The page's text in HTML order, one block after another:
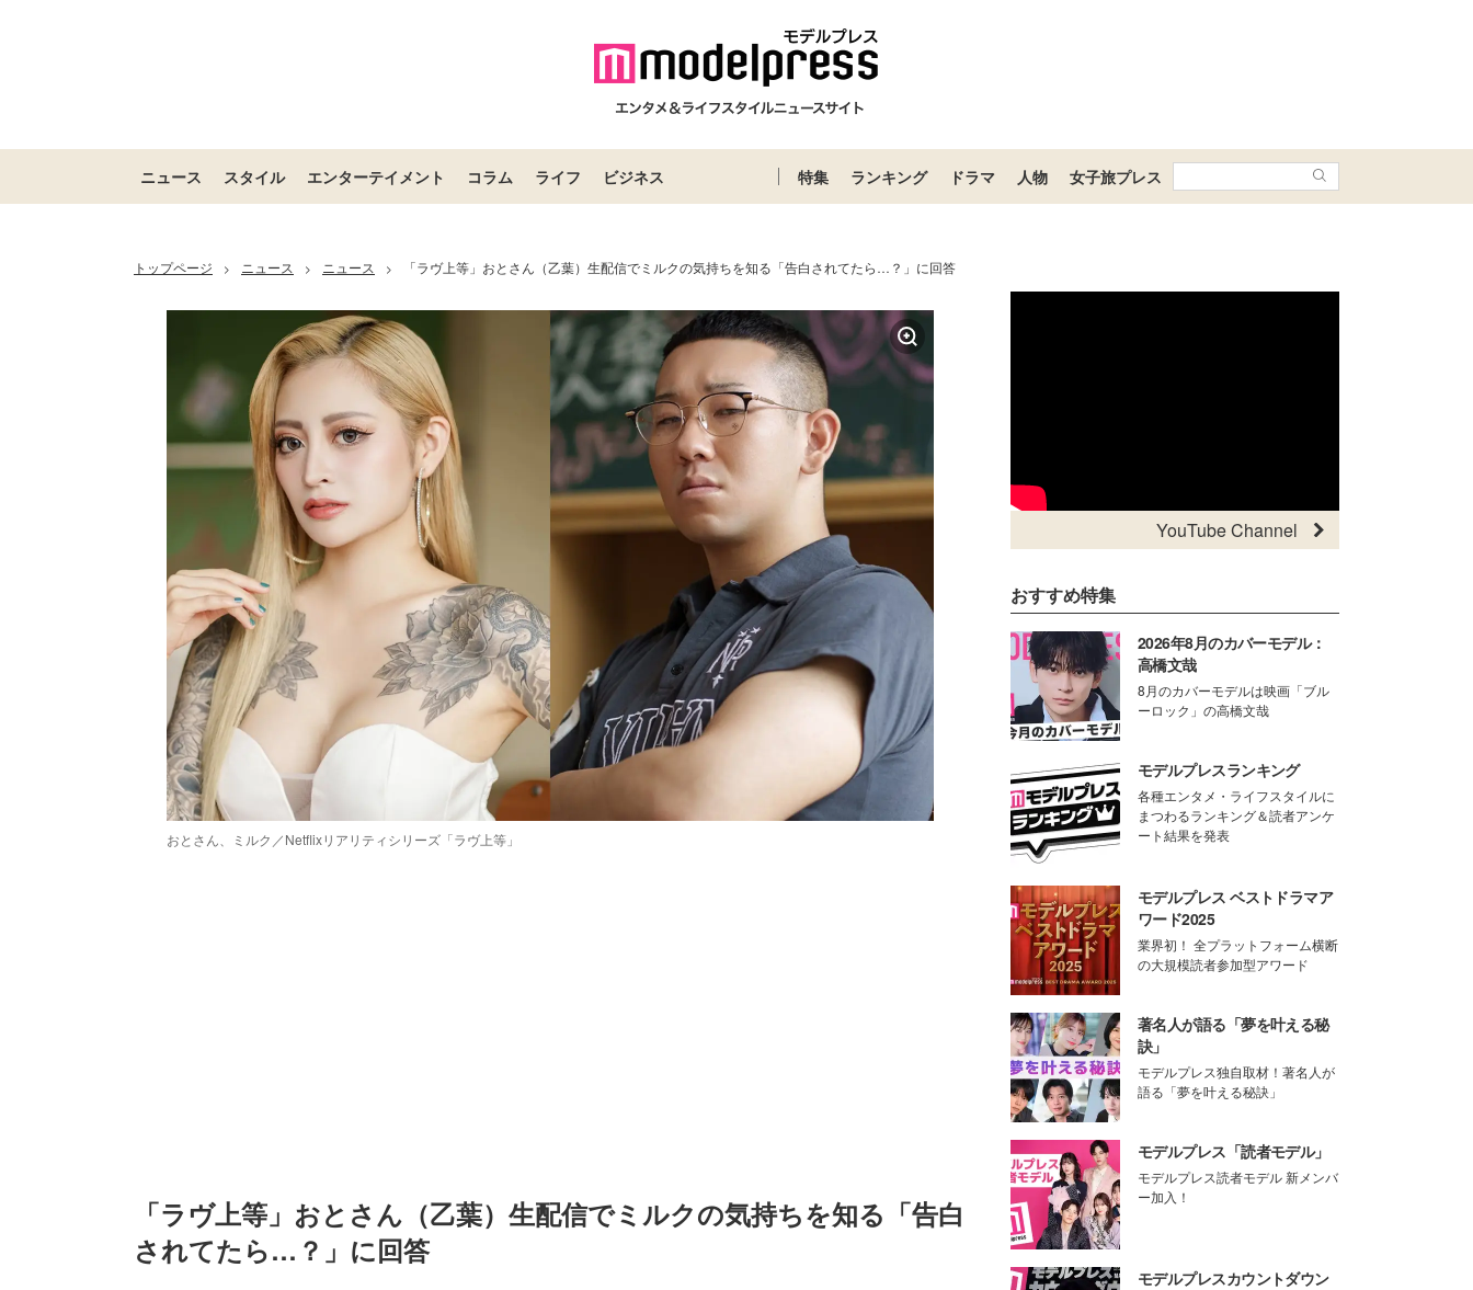
ニュース スタイル エンターテイメント コラム ライフ ビジネス 特集 ランキング ドラマ 人物 女子旅プレス
トップページ > ニュース > ニュース > 「ラヴ上等」おとさん（乙葉）生配信でミルクの気持ちを知る「告白されてたら…？」に回答
おとさん、ミルク／Netflixリアリティシリーズ「ラヴ上等」
「ラヴ上等」おとさん（乙葉）生配信でミルクの気持ちを知る「告白
されてたら…？」に回答
YouTube Channel
おすすめ特集
2026年8月のカバーモデル：
高橋文哉
8月のカバーモデルは映画「ブル
ーロック」の高橋文哉
モデルプレスランキング
各種エンタメ・ライフスタイルに
まつわるランキング＆読者アンケ
ート結果を発表
モデルプレス ベストドラマア
ワード2025
業界初！ 全プラットフォーム横断
の大規模読者参加型アワード
著名人が語る「夢を叶える秘
訣」
モデルプレス独自取材！著名人が
語る「夢を叶える秘訣」
モデルプレス「読者モデル」
モデルプレス読者モデル 新メンバ
ー加入！
モデルプレスカウントダウン